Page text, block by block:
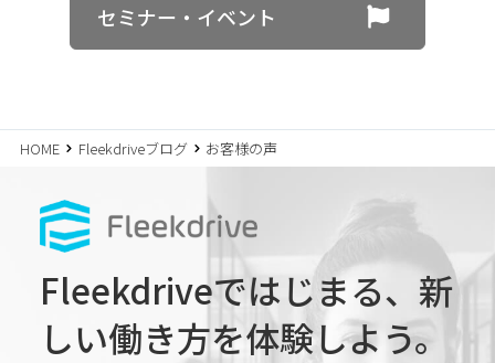
セミナー・イベント
HOME Fleekdriveブログ お客様の声
Fleekdriveではじまる、 新
しい働き方を体験しよう。